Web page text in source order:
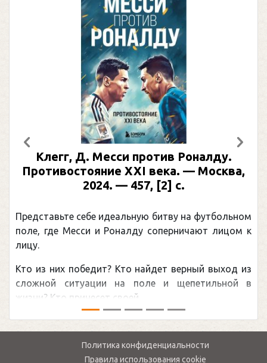
Клегг, Д. Месси против Роналду.
Противостояние XXI века. — Москва,
2024. — 457, [2] с.
Представьте себе идеальную битву на футбольном
поле, где Месси и Роналду соперничают лицом к
лицу.
Кто из них победит? Кто найдет верный выход из
сложной ситуации на поле и щепетильной в
жизни? Кто принесет своей ...
Предыдущий
Политика конфиденциальности
Правила использования cookie